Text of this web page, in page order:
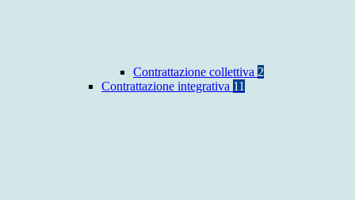
Contrattazione collettiva 2
Contrattazione integrativa 11